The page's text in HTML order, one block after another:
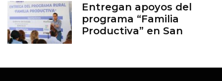
Entregan apoyos del
programa “Familia
Productiva” en San